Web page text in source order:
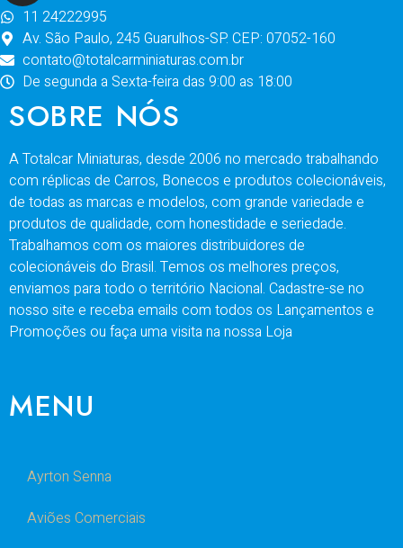
11 24222995
Av. São Paulo, 245 Guarulhos-SP. CEP: 07052-160
contato@totalcarminiaturas.com.br
De segunda a Sexta-feira das 9:00 as 18:00
SOBRE NÓS
A Totalcar Miniaturas, desde 2006 no mercado trabalhando
com réplicas de Carros, Bonecos e produtos colecionáveis,
de todas as marcas e modelos, com grande variedade e
produtos de qualidade, com honestidade e seriedade.
Trabalhamos com os maiores distribuidores de
colecionáveis do Brasil. Temos os melhores preços,
enviamos para todo o território Nacional. Cadastre-se no
nosso site e receba emails com todos os Lançamentos e
Promoções ou faça uma visita na nossa Loja
MENU
Ayrton Senna
Aviões Comerciais